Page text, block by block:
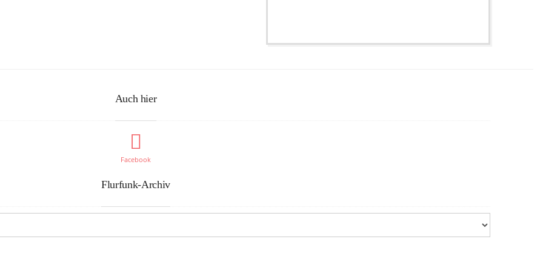
Auch hier
Facebook
Flurfunk-Archiv